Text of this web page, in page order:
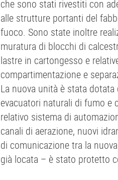
che sono stati rivestiti con
alle strutture portanti del
fuoco. Sono state inoltre
muratura di blocchi di
lastre in cartongesso e
compartimentazione e
La nuova unità è stata
evacuatori naturali di fumo e
relativo sistema di
canali di aerazione, nuovi
di comunicazione tra la
già locata – è stato protetto